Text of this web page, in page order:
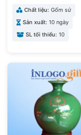
Chất liệu: Gốm sứ
Sản xuất: 10 ngày
SL tối thiểu: 10